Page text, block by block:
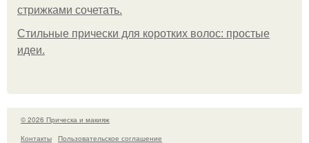
стрижками сочетать.
Стильные прически для коротких волос: простые
идеи.
© 2026 Прическа и макияж
Контакты
Пользовательское соглашение